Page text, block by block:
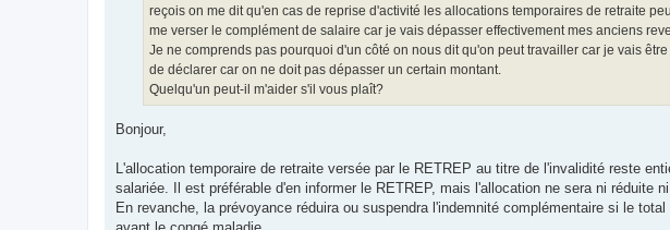
reçois on me dit qu'en cas de reprise d'activité les allocations temporaires de retraite
me verser le complément de salaire car je vais dépasser effectivement mes anciens
Je ne comprends pas pourquoi d'un côté on nous dit qu'on peut travailler car je vais
de déclarer car on ne doit pas dépasser un certain montant.
Quelqu'un peut-il m'aider s'il vous plaît?
Bonjour,
L'allocation temporaire de retraite versée par le RETREP au titre de l'invalidité reste
salariée. Il est préférable d'en informer le RETREP, mais l'allocation ne sera ni réduite
En revanche, la prévoyance réduira ou suspendra l'indemnité complémentaire si le